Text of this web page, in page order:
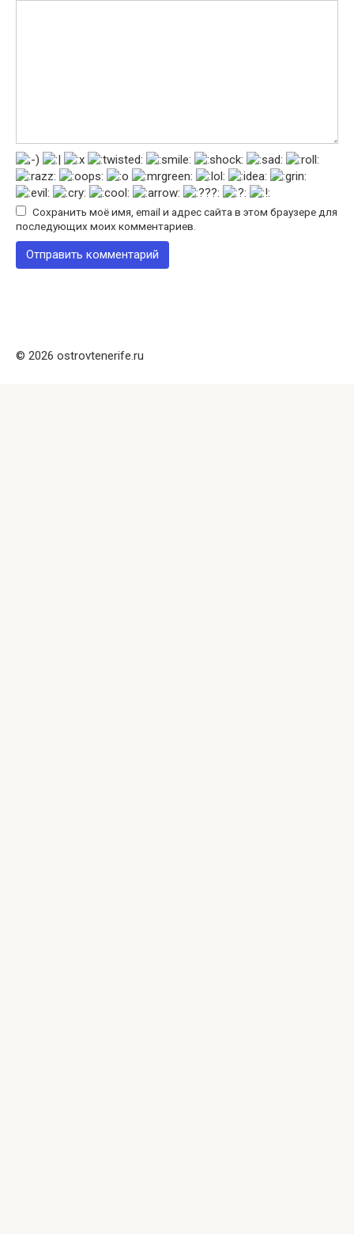
Сохранить моё имя, email и адрес сайта в этом браузере для
последующих моих комментариев.
© 2026 ostrovtenerife.ru